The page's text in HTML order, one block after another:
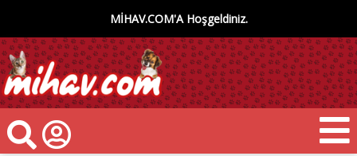
MİHAV.COM'A Hoşgeldiniz.